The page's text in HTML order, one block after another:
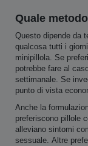
Quale
Questo dipende da
qualcosa tutti i
minipillola. Se
potrebbe fare al
settimanale. Se
punto di vista
Anche la
preferiscono pillole
alleviano sintomi
sessuale. Altre